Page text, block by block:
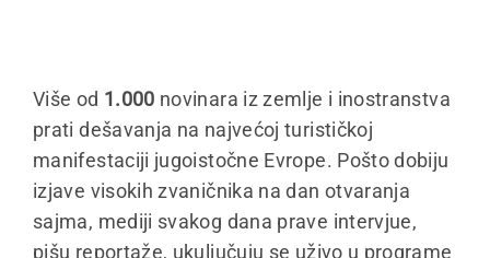
Novosti
Mediji
Kontakt
Više od 1.000 novinara iz zemlje i inostranstva
prati dešavanja na najvećoj turističkoj
manifestaciji jugoistočne Evrope. Pošto dobiju
izjave visokih zvaničnika na dan otvaranja
sajma, mediji svakog dana prave intervjue,
pišu reportaže, ukuljučuju se uživo u programe